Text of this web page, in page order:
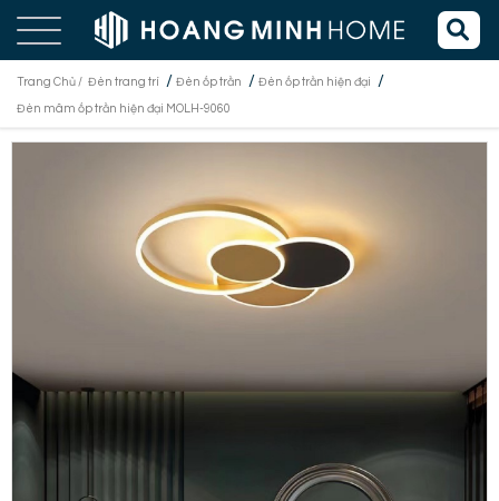
Trang Chủ / Đèn trang trí / Đèn ốp trần / Đèn ốp trần hiện đại /
Đèn mâm ốp trần hiện đại MOLH-9060